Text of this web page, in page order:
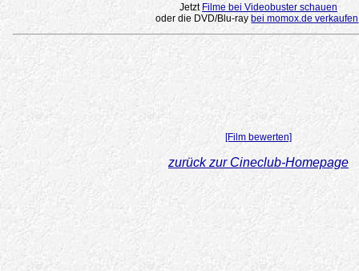
Jetzt Filme bei Videobuster schauen
oder die DVD/Blu-raybei momox.de verkaufen
[Film bewerten]
zurück zur Cineclub-Homepage